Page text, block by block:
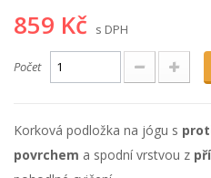
859 Kč s DPH
Počet
Korková podložka na jógu s
povrchem a spodní vrstvou z